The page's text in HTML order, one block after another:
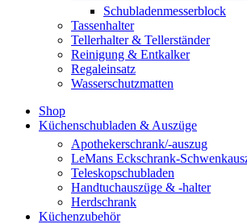
Schubladenmesserblock
Tassenhalter
Tellerhalter & Tellerständer
Reinigung & Entkalker
Regaleinsatz
Wasserschutzmatten
Shop
Küchenschubladen & Auszüge
Apothekerschrank/-auszug
LeMans Eckschrank-
Teleskopschubladen
Handtuchauszüge & -halter
Herdschrank
Küchenzubehör